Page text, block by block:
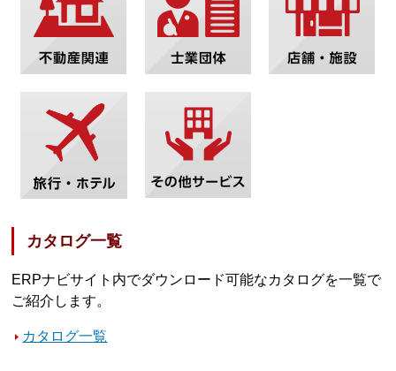
カタログ一覧
ERPナビサイト内でダウンロード可能なカタログを一覧で
ご紹介します。
カタログ一覧